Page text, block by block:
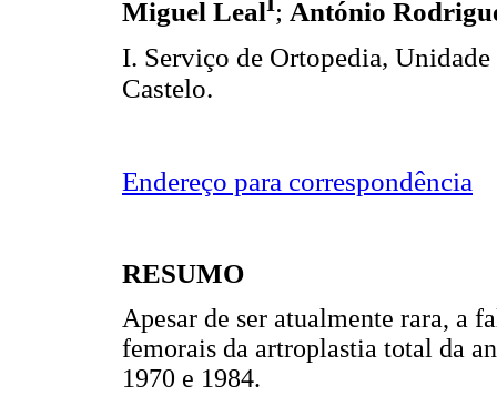
Miguel Leal ; António
I. Serviço de Ortopedia,
Castelo.
Endereço para correspondência
RESUMO
Apesar de ser atualmente rara, a
femorais da artroplastia total da
1970 e 1984.